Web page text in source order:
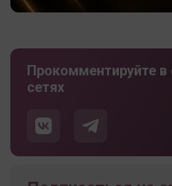
Прокомментируйте
сетях